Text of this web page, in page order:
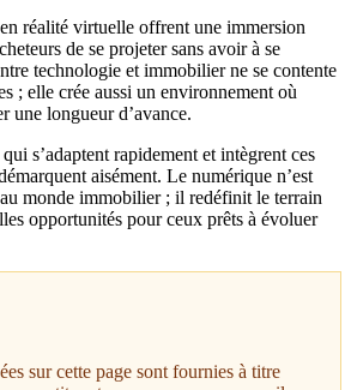
réalité virtuelle offrent une immersion
de se projeter sans avoir à se
technologie et immobilier ne se contente
; elle crée aussi un environnement où
une longueur d’avance.
s’adaptent rapidement et intègrent ces
aisément. Le numérique n’est
monde immobilier ; il redéfinit le terrain
opportunités pour ceux prêts à évoluer
sur cette page sont fournies à titre